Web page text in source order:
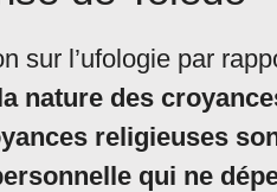
sur l’ufologie par
nature des
religieuses
qui ne